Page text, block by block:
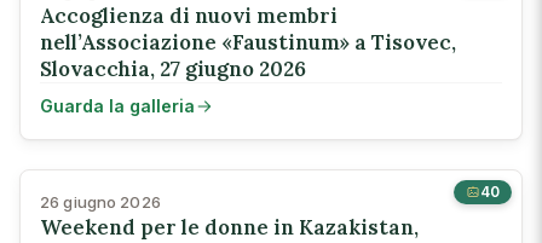
Accoglienza di nuovi membri
nell’Associazione «Faustinum» a Tisovec,
Slovacchia, 27 giugno 2026
Guarda la galleria
40
26 giugno 2026
Weekend per le donne in Kazakistan,